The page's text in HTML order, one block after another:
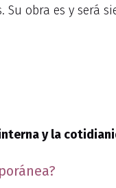
obra es y será
y la